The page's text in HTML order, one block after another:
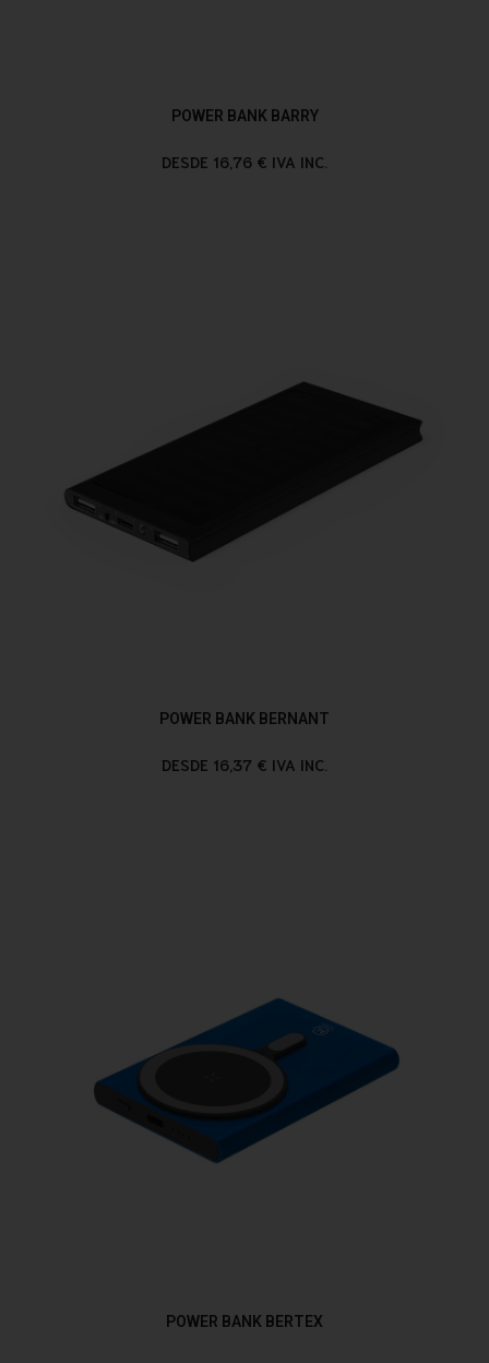
POWER BANK BARRY
DESDE 16,76 € IVA INC.
POWER BANK BERNANT
DESDE 16,37 € IVA INC.
POWER BANK BERTEX